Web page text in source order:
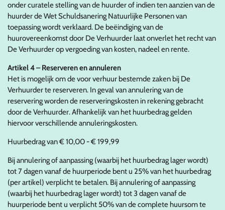
onder curatele stelling van de huurder of indien ten aanzien van de
huurder de Wet Schuldsanering Natuurlijke Personen van
toepassing wordt verklaard. De beëindiging van de
huurovereenkomst door De Verhuurder laat onverlet het recht van
De Verhuurder op vergoeding van kosten, nadeel en rente.
Artikel 4 – Reserveren en annuleren
Het is mogelijk om de voor verhuur bestemde zaken bij De
Verhuurder te reserveren. In geval van annulering van de
reservering worden de reserveringskosten in rekening gebracht
door de Verhuurder. Afhankelijk van het huurbedrag gelden
hiervoor verschillende annuleringskosten.
Huurbedrag van € 10,00 - € 199,99
Bij annulering of aanpassing (waarbij het huurbedrag lager wordt)
tot 7 dagen vanaf de huurperiode bent u 25% van het huurbedrag
(per artikel) verplicht te betalen. Bij annulering of aanpassing
(waarbij het huurbedrag lager wordt) tot 3 dagen vanaf de
huurperiode bent u verplicht 50% van de complete huursom te